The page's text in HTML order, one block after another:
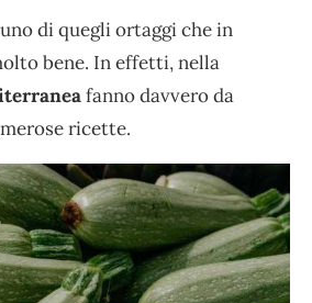
di quegli ortaggi che in
bene. In effetti, nella
fanno davvero da
ricette.